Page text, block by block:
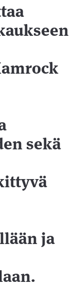
sekä
ja